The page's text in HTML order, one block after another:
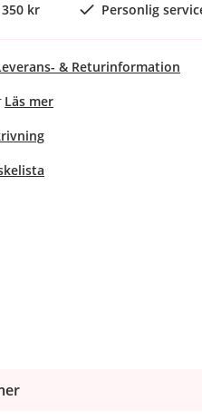
kr Personlig
& Returinformation
Läs mer